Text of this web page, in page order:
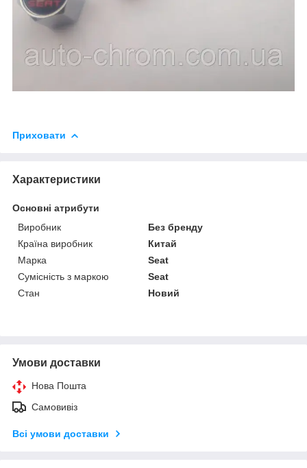
Приховати
Характеристики
Основні атрибути
Виробник
Без бренду
Країна виробник
Китай
Марка
Seat
Сумісність з маркою
Seat
Стан
Новий
Умови доставки
Нова Пошта
Самовивіз
Всі умови доставки